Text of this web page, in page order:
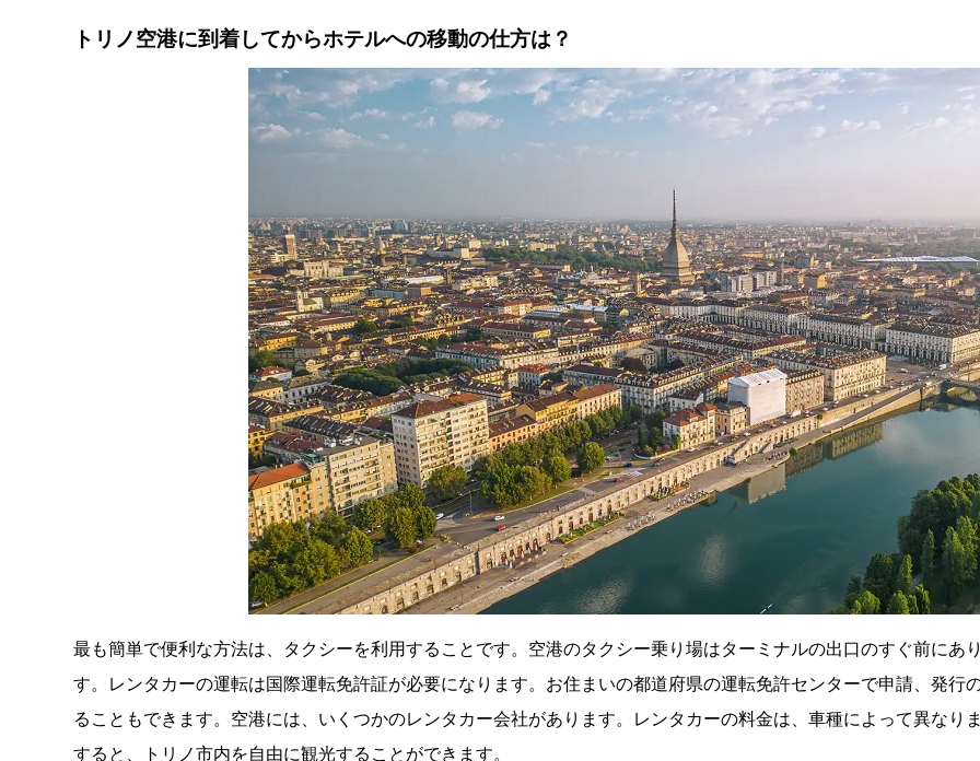
トリノ空港に到着してからホテルへの移動の仕方は？
最も簡単で便利な方法は、タクシーを利用することです。空港のタクシー乗り場はターミナルの出口のすぐ前にあ
す。レンタカーの運転は国際運転免許証が必要になります。お住まいの都道府県の運転免許センターで申請、発行
ることもできます。空港には、いくつかのレンタカー会社があります。レンタカーの料金は、車種によって異なり
すると、トリノ市内を自由に観光することができます。